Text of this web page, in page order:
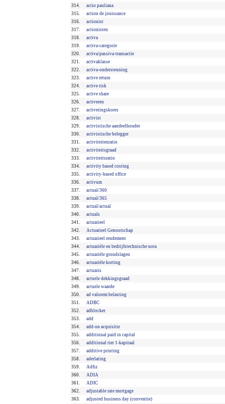
314.
actio pauliana
315.
action de jouissance
316.
actionist
317.
actionisten
318.
activa
319.
activa-categorie
320.
activa/passiva-transactie
321.
activaklasse
322.
activa-ondersteuning
323.
active return
324.
active risk
325.
active share
326.
activeren
327.
activeringskoers
328.
activist
329.
activistische aandeelhouder
330.
activistische belegger
331.
activiteitenratio
332.
activiteitsgraad
333.
activiteitsratio
334.
activity based costing
335.
activity-based office
336.
activum
337.
actual/360
338.
actual/365
339.
actual/actual
340.
actuals
341.
actuarieel
342.
Actuarieel Genootschap
343.
actuarieel rendement
344.
actuariële en bedrijfstechnische nota
345.
actuariële grondslagen
346.
actuariële korting
347.
actuaris
348.
actuele dekkingsgraad
349.
actuele waarde
350.
ad valorem belasting
351.
ADBC
352.
adblocker
353.
add
354.
add-on acquisitie
355.
additional paid in capital
356.
additional tier 1-kapitaal
357.
additive printing
358.
aderlating
359.
Adfiz
360.
ADIA
361.
ADIC
362.
adjustable rate mortgage
363.
adjusted business day (conventie)